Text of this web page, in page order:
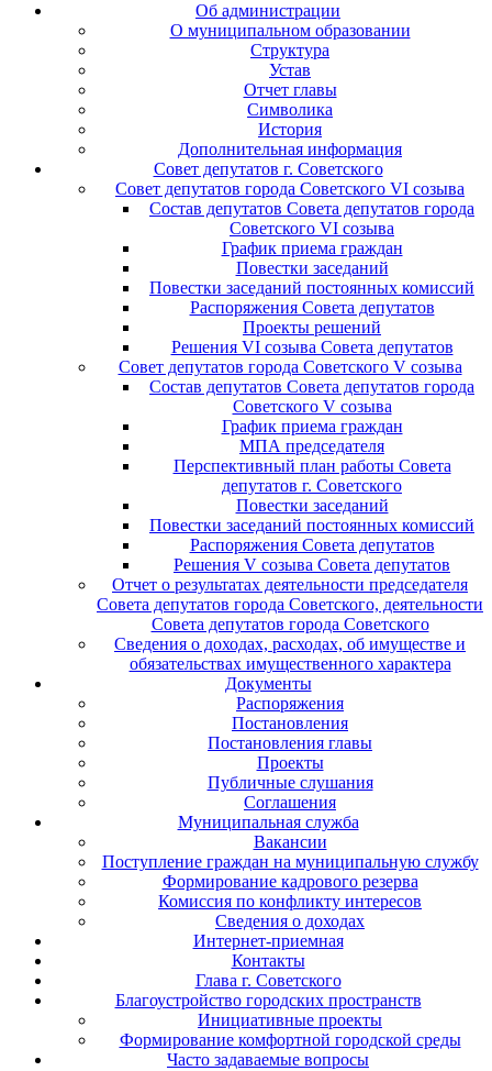
Об администрации
О муниципальном образовании
Структура
Устав
Отчет главы
Символика
История
Дополнительная информация
Совет депутатов г. Советского
Совет депутатов города Советского VI созыва
Состав депутатов Совета депутатов города
Советского VI созыва
График приема граждан
Повестки заседаний
Повестки заседаний постоянных комиссий
Распоряжения Совета депутатов
Проекты решений
Решения VI созыва Совета депутатов
Совет депутатов города Советского V созыва
Состав депутатов Совета депутатов города
Советского V созыва
График приема граждан
МПА председателя
Перспективный план работы Совета
депутатов г. Советского
Повестки заседаний
Повестки заседаний постоянных комиссий
Распоряжения Совета депутатов
Решения V созыва Совета депутатов
Отчет о результатах деятельности председателя
Совета депутатов города Советского, деятельности
Совета депутатов города Советского
Сведения о доходах, расходах, об имуществе и
обязательствах имущественного характера
Документы
Распоряжения
Постановления
Постановления главы
Проекты
Публичные слушания
Соглашения
Муниципальная служба
Вакансии
Поступление граждан на муниципальную службу
Формирование кадрового резерва
Комиссия по конфликту интересов
Сведения о доходах
Интернет-приемная
Контакты
Глава г. Советского
Благоустройство городских пространств
Инициативные проекты
Формирование комфортной городской среды
Часто задаваемые вопросы